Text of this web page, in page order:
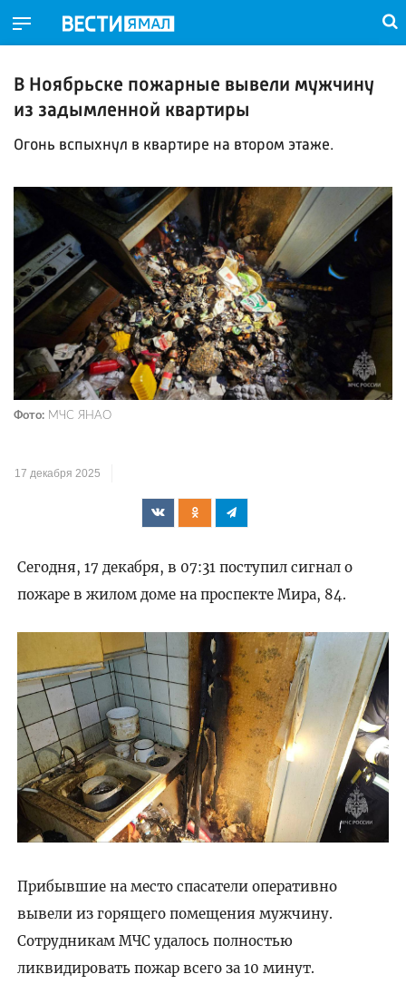
В Ноябрьске пожарные вывели мужчину
из задымленной квартиры
Огонь вспыхнул в квартире на втором этаже.
Фото: МЧС ЯНАО
17 декабря 2025
Сегодня, 17 декабря, в 07:31 поступил сигнал о
пожаре в жилом доме на проспекте Мира, 84.
Прибывшие на место спасатели оперативно
вывели из горящего помещения мужчину.
Сотрудникам МЧС удалось полностью
ликвидировать пожар всего за 10 минут.